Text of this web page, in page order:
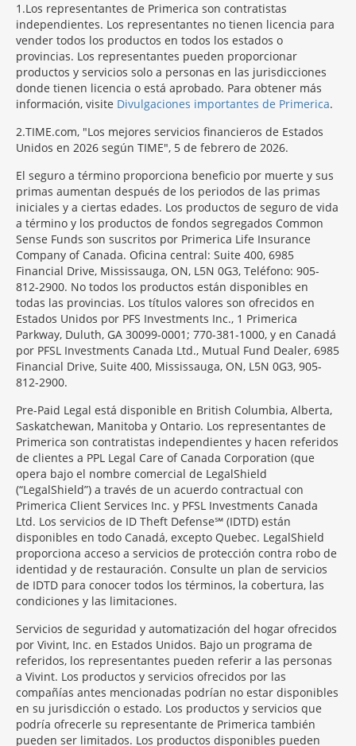
1 Los representantes de Primerica son contratistas
independientes. Los representantes no tienen licencia para
vender todos los productos en todos los estados o
provincias. Los representantes pueden proporcionar
productos y servicios solo a personas en las jurisdicciones
donde tienen licencia o está aprobado. Para obtener más
información, visite Divulgaciones importantes de Primerica.
2 TIME.com, "Los mejores servicios financieros de Estados
Unidos en 2026 según TIME", 5 de febrero de 2026.
El seguro a término proporciona beneficio por muerte y sus
primas aumentan después de los periodos de las primas
iniciales y a ciertas edades. Los productos de seguro de vida
a término y los productos de fondos segregados Common
Sense Funds son suscritos por Primerica Life Insurance
Company of Canada. Oficina central: Suite 400, 6985
Financial Drive, Mississauga, ON, L5N 0G3, Teléfono: 905-
812-2900. No todos los productos están disponibles en
todas las provincias. Los títulos valores son ofrecidos en
Estados Unidos por PFS Investments Inc., 1 Primerica
Parkway, Duluth, GA 30099-0001; 770-381-1000, y en Canadá
por PFSL Investments Canada Ltd., Mutual Fund Dealer, 6985
Financial Drive, Suite 400, Mississauga, ON, L5N 0G3, 905-
812-2900.
Pre-Paid Legal está disponible en British Columbia, Alberta,
Saskatchewan, Manitoba y Ontario. Los representantes de
Primerica son contratistas independientes y hacen referidos
de clientes a PPL Legal Care of Canada Corporation (que
opera bajo el nombre comercial de LegalShield
(“LegalShield”) a través de un acuerdo contractual con
Primerica Client Services Inc. y PFSL Investments Canada
Ltd. Los servicios de ID Theft Defense℠ (IDTD) están
disponibles en todo Canadá, excepto Quebec. LegalShield
proporciona acceso a servicios de protección contra robo de
identidad y de restauración. Consulte un plan de servicios
de IDTD para conocer todos los términos, la cobertura, las
condiciones y las limitaciones.
Servicios de seguridad y automatización del hogar ofrecidos
por Vivint, Inc. en Estados Unidos. Bajo un programa de
referidos, los representantes pueden referir a las personas
a Vivint. Los productos y servicios ofrecidos por las
compañías antes mencionadas podrían no estar disponibles
en su jurisdicción o estado. Los productos y servicios que
podría ofrecerle su representante de Primerica también
pueden ser limitados. Los productos disponibles pueden